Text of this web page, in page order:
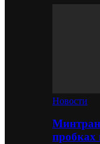
Новости
пробках